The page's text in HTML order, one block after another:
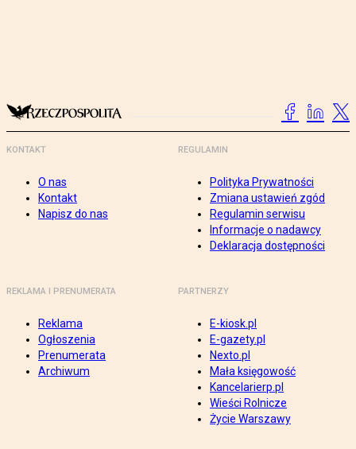
KONTAKT
O nas
Kontakt
Napisz do nas
REGULAMIN
Polityka Prywatności
Zmiana ustawień zgód
Regulamin serwisu
Informacje o nadawcy
Deklaracja dostępności
REKLAMA I PRENUMERATA
Reklama
Ogłoszenia
Prenumerata
Archiwum
PARTNERZY
E-kiosk.pl
E-gazety.pl
Nexto.pl
Mała księgowość
Kancelarierp.pl
Wieści Rolnicze
Życie Warszawy